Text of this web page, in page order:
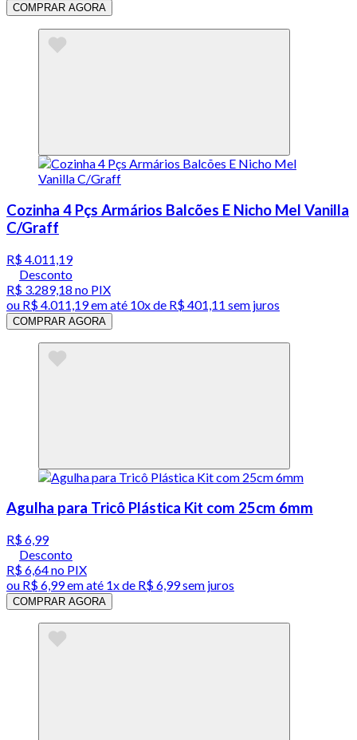
COMPRAR AGORA
Cozinha 4 Pçs Armários Balcões E Nicho Mel Vanilla
C/Graff
R$ 4.011,19
Desconto
R$ 3.289,18 no PIX
ou R$ 4.011,19em até 10x de R$ 401,11 sem juros
COMPRAR AGORA
Agulha para Tricô Plástica Kit com 25cm 6mm
R$ 6,99
Desconto
R$ 6,64no PIX
ou R$ 6,99em até 1x de R$ 6,99sem juros
COMPRAR AGORA